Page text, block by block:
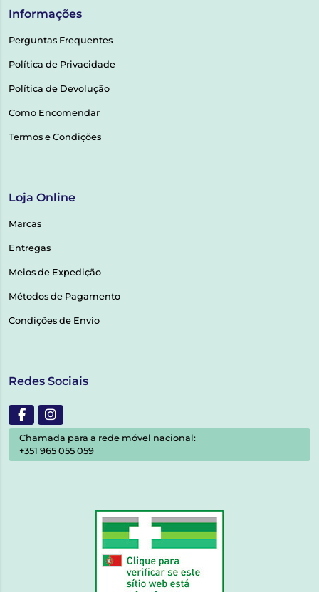
Informações
Perguntas Frequentes
Política de Privacidade
Política de Devolução
Como Encomendar
Termos e Condições
Loja Online
Marcas
Entregas
Meios de Expedição
Métodos de Pagamento
Condições de Envio
Redes Sociais
Chamada para a rede móvel nacional:
+351 965 055 059